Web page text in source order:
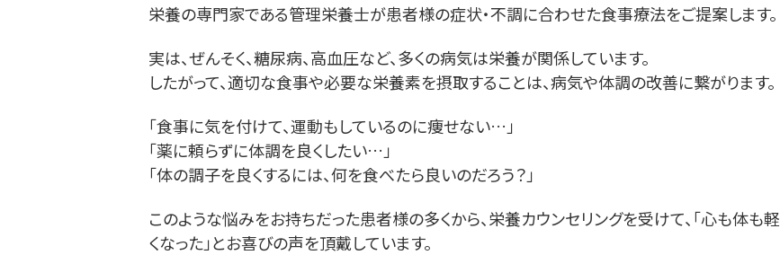
栄養の専門家である管理栄養士が患者様の症状・不調に合わせた食事療法をご提案します。
実は、ぜんそく、糖尿病、高血圧など、多くの病気は栄養が関係しています。
したがって、適切な食事や必要な栄養素を摂取することは、病気や体調の改善に繋がります。
「食事に気を付けて、運動もしているのに痩せない…」
「薬に頼らずに体調を良くしたい…」
「体の調子を良くするには、何を食べたら良いのだろう？」
このような悩みをお持ちだった患者様の多くから、栄養カウンセリングを受けて、「心も体も軽
くなった」とお喜びの声を頂戴しています。